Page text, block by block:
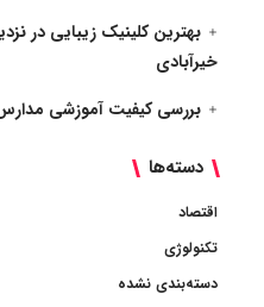
بهترین کلینیک زیبایی در
خیرآبادی
بررسی کیفیت آموزشی
دسته‌ها
اقتصاد
تکنولوژی
دسته‌بندی نشده